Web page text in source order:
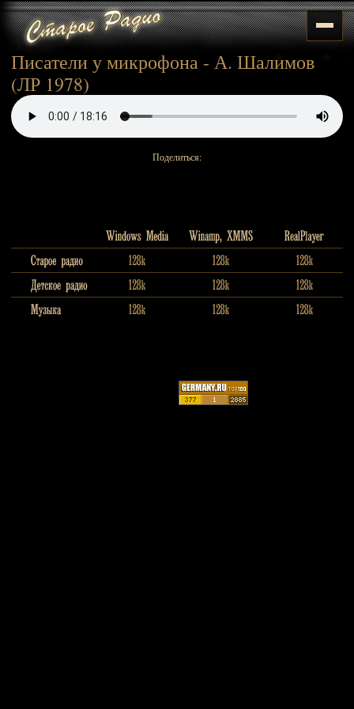
Писатели у микрофона - А. Шалимов
(ЛР 1978)
Поделиться: